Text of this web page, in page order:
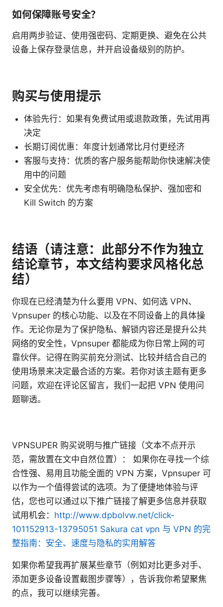
如何保障账号安全？
启用两步验证、使用强密码、定期更换、避免在公共
设备上保存登录信息，并开启设备级别的防护。
购买与使用提示
体验先行：如果有免费试用或退款政策，先试用再
决定
长期订阅优惠：年度计划通常比月付更经济
客服与支持：优质的客户服务能帮助你快速解决使
用中的问题
安全优先：优先考虑有明确隐私保护、强加密和
Kill Switch 的方案
结语（请注意：此部分不作为独立
结论章节，本文结构要求风格化总
结）
你现在已经清楚为什么要用 VPN、如何选 VPN、
Vpnsuper 的核心功能、以及在不同设备上的具体操
作。无论你是为了保护隐私、解锁内容还是提升公共
网络的安全性，Vpnsuper 都能成为你日常上网的可
靠伙伴。记得在购买前充分测试、比较并结合自己的
使用场景来决定最合适的方案。若你对该主题有更多
问题，欢迎在评论区留言，我们一起把 VPN 使用问
题聊透。
VPNSUPER 购买说明与推广链接（文本不点开示
范，需放置在文中自然位置）： 如果你在寻找一个综
合性强、易用且功能全面的 VPN 方案，Vpnsuper 可
以作为一个值得尝试的选项。为了便捷地体验与评
估，您也可以通过以下推广链接了解更多信息并获取
试用机会： http://www.dpbolvw.net/click-
101152913-13795051 Sakura cat vpn 与 VPN 的完
整指南：安全、速度与隐私的实用解答
如果你希望我再扩展某些章节（例如对比更多对手、
添加更多设备设置截图步骤等），告诉我你希望聚焦
的点，我可以继续完善。